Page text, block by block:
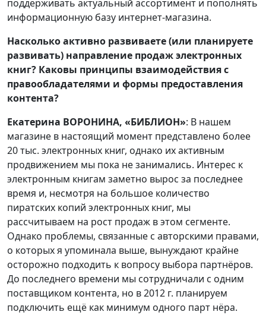
поддерживать актуальный ассортимент и пополнять
информационную базу интернет-магазина.
Насколько активно развиваете (или планируете
развивать) направление продаж электронных
книг? Каковы принципы взаимодействия с
правообладателями и формы предоставления
контента?
Екатерина ВОРОНИНА, «БИБЛИОН»: В нашем
магазине в настоящий момент представлено более
20 тыс. электронных книг, однако их активным
продвижением мы пока не занимались. Интерес к
электронным книгам заметно вырос за последнее
время и, несмотря на большое количество
пиратских копий электронных книг, мы
рассчитываем на рост продаж в этом сегменте.
Однако проблемы, связанные с авторскими правами,
о которых я упоминала выше, вынуждают крайне
осторожно подходить к вопросу выбора партнёров.
До последнего времени мы сотрудничали с одним
поставщиком контента, но в 2012 г. планируем
подключить ещё как минимум одного парт нёра.